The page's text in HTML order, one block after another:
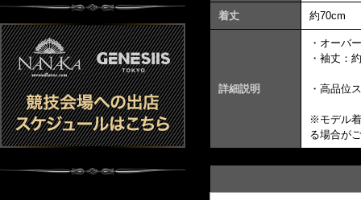
着丈 約70cm
詳細説明
・オーバ
・袖丈：
・高品位
※モデル
る場合が